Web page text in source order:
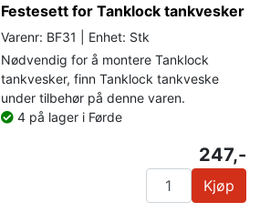
Festesett for Tanklock tankvesker
Varenr: BF31 | Enhet: Stk
Nødvendig for å montere Tanklock
tankvesker, finn Tanklock tankveske
under tilbehør på denne varen.
4 på lager i Førde
247,-
Kjøp